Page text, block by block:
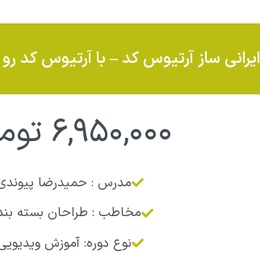
ساز آرتیوس کد – با آرتیوس کد
۶,۹۵۰,۰۰۰
مدرس : حمیدرضا
مخاطب : طراحان بسته
نوع دوره: آموزش